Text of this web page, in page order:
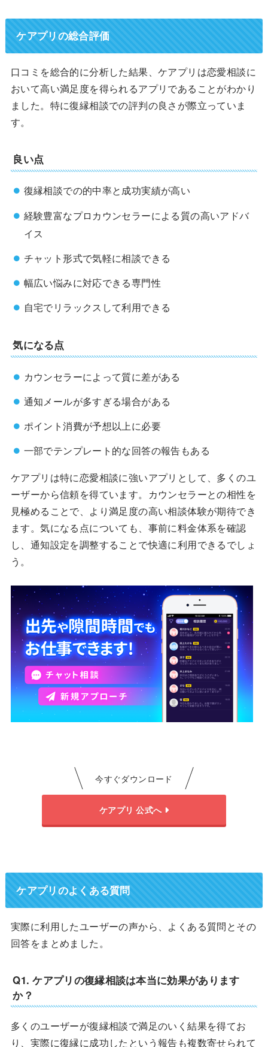
ケアプリの総合評価
口コミを総合的に分析した結果、ケアプリは恋愛相談に
おいて高い満足度を得られるアプリであることがわかり
ました。特に復縁相談での評判の良さが際立っていま
す。
良い点
復縁相談での的中率と成功実績が高い
経験豊富なプロカウンセラーによる質の高いアドバ
イス
チャット形式で気軽に相談できる
幅広い悩みに対応できる専門性
自宅でリラックスして利用できる
気になる点
カウンセラーによって質に差がある
通知メールが多すぎる場合がある
ポイント消費が予想以上に必要
一部でテンプレート的な回答の報告もある
ケアプリは特に恋愛相談に強いアプリとして、多くのユ
ーザーから信頼を得ています。カウンセラーとの相性を
見極めることで、より満足度の高い相談体験が期待でき
ます。気になる点についても、事前に料金体系を確認
し、通知設定を調整することで快適に利用できるでしょ
う。
今すぐダウンロード
ケアプリ 公式へ
ケアプリのよくある質問
実際に利用したユーザーの声から、よくある質問とその
回答をまとめました。
Q1. ケアプリの復縁相談は本当に効果があります
か？
多くのユーザーが復縁相談で満足のいく結果を得てお
り、実際に復縁に成功したという報告も複数寄せられて